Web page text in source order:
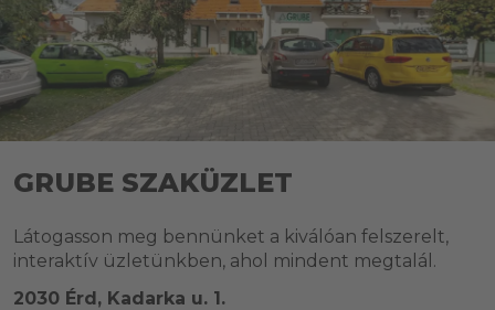
GRUBE SZAKÜZLET
Látogasson meg bennünket a kiválóan felszerelt,
interaktív üzletünkben, ahol mindent megtalál.
2030 Érd, Kadarka u. 1.